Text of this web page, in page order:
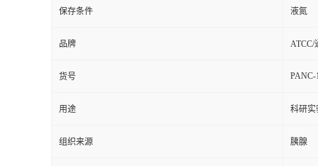
保存条件 液氮
品牌 ATCC/
货号 PANC-
用途 科研实
组织来源 胰腺